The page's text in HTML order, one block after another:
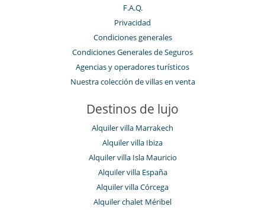
F.A.Q.
Privacidad
Condiciones generales
Condiciones Generales de Seguros
Agencias y operadores turísticos
Nuestra colección de villas en venta
Destinos de lujo
Alquiler villa Marrakech
Alquiler villa Ibiza
Alquiler villa Isla Mauricio
Alquiler villa España
Alquiler villa Córcega
Alquiler chalet Méribel